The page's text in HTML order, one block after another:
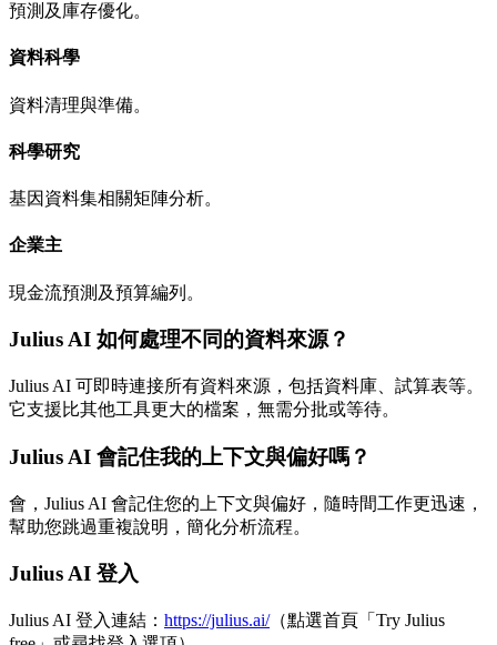
預測及庫存優化。
資料科學
資料清理與準備。
科學研究
基因資料集相關矩陣分析。
企業主
現金流預測及預算編列。
Julius AI 如何處理不同的資料來源？
Julius AI 可即時連接所有資料來源，包括資料庫、試算表等。
它支援比其他工具更大的檔案，無需分批或等待。
Julius AI 會記住我的上下文與偏好嗎？
會，Julius AI 會記住您的上下文與偏好，隨時間工作更迅速，
幫助您跳過重複說明，簡化分析流程。
Julius AI 登入
Julius AI 登入連結： https://julius.ai/（點選首頁「Try Julius